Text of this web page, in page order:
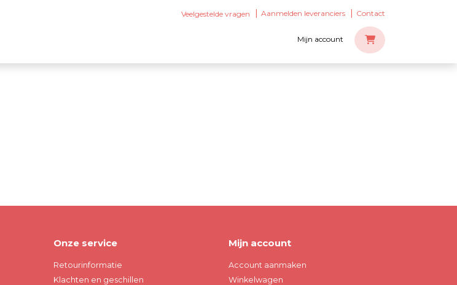
Veelgestelde vragen Aanmelden leveranciers Contact
Mijn account
Onze service
Retourinformatie
Klachten en geschillen
Mijn account
Account aanmaken
Winkelwagen